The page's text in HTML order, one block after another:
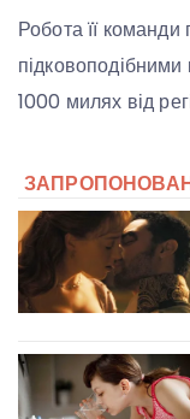
Робота її
1000 милях від